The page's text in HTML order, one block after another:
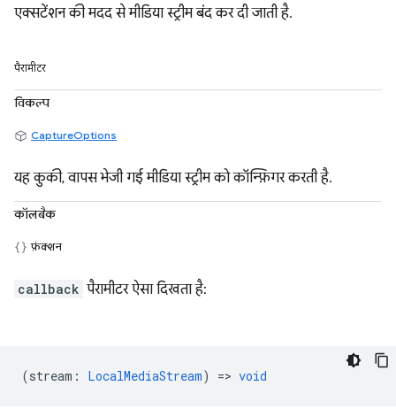
एक्सटेंशन की मदद से मीडिया स्ट्रीम बंद कर दी जाती है.
पैरामीटर
विकल्प
CaptureOptions
यह कुकी, वापस भेजी गई मीडिया स्ट्रीम को कॉन्फ़िगर करती है.
कॉलबैक
फ़ंक्शन
callback पैरामीटर ऐसा दिखता है:
(stream : LocalMediaStream) => void